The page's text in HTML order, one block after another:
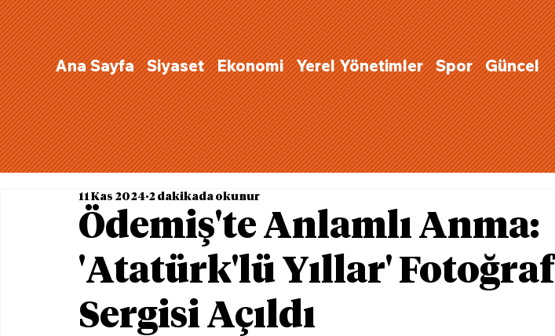
Ana Sayfa Siyaset Ekonomi Yerel Yönetimler Spor Güncel
Ödemiş'te Anlamlı Anma:
'Atatürk'lü Yıllar' Fotoğraf
Sergisi Açıldı
11 Kas 2024 2 dakikada okunur